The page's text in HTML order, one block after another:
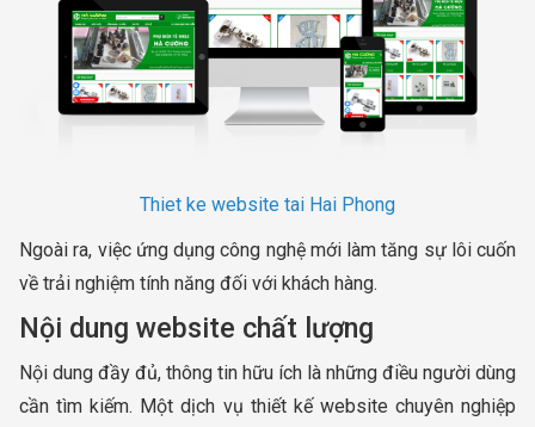
Thiet ke website tai Hai Phong
Ngoài ra, việc ứng dụng công nghệ mới làm tăng sự lôi cuốn
về trải nghiệm tính năng đối với khách hàng.
Nội dung website chất lượng
Nội dung đầy đủ, thông tin hữu ích là những điều người dùng
cần tìm kiếm. Một dịch vụ thiết kế website chuyên nghiệp